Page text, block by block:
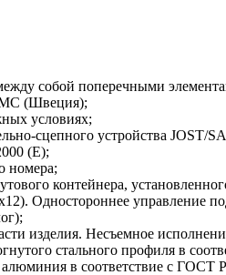
собой поперечными
(Швеция);
условиях;
сцепного устройства
(E);
номера;
контейнера,
Одностороннее управление
изделия. Несъемное
стального профиля в
алюминия в соответствие с